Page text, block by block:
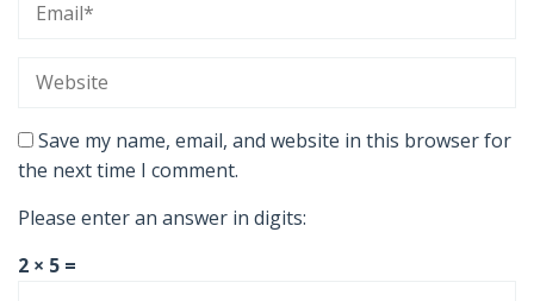
Save my name, email, and website in this browser for
the next time I comment.
Please enter an answer in digits:
2 × 5 =